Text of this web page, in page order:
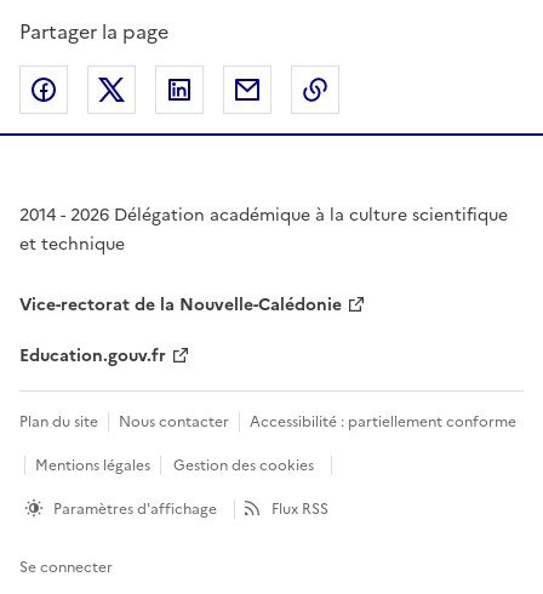
Partager la page
Partager sur Facebook
Partager sur Twitter
Partager sur LinkedIn
Partager par email
2014 - 2026 Délégation académique à la culture scientifique
et technique
Vice-rectorat de la Nouvelle-Calédonie
Education.gouv.fr
Plan du site Nous contacter
Accessibilité : partiellement conforme
Mentions légales
Gestion des cookies
Paramètres d'affichage
Flux RSS
Se connecter